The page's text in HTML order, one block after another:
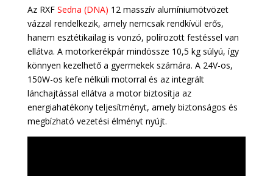
Az RXF Sedna (DNA) 12 masszív alumíniumötvözet
vázzal rendelkezik, amely nemcsak rendkívül erős,
hanem esztétikailag is vonzó, polírozott festéssel van
ellátva. A motorkerékpár mindössze 10,5 kg súlyú, így
könnyen kezelhető a gyermekek számára. A 24V-os,
150W-os kefe nélküli motorral és az integrált
lánchajtással ellátva a motor biztosítja az
energiahatékony teljesítményt, amely biztonságos és
megbízható vezetési élményt nyújt.